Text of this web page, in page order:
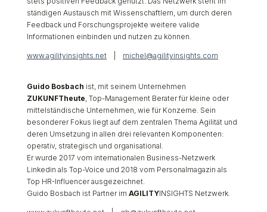
ständigen Austausch mit Wissenschaftlern, um durch deren
Feedback und Forschungsprojekte weitere valide
Informationen einbinden und nutzen zu können.
www.agilityinsights.net| michel@agilityinsights.com
Guido Bosbach ist, mit seinem Unternehmen
ZUKUNFTheute , Top-Management Berater für kleine oder
mittelständische Unternehmen, wie für Konzerne. Sein
besonderer Fokus liegt auf dem zentralen Thema Agilität und
deren Umsetzung in allen drei relevanten Komponenten:
operativ, strategisch und organisational.
Er wurde 2017 vom internationalen Business-Netzwerk
Linkedin als Top-Voice und 2018 vom Personalmagazin als
Top HR-Influencer ausgezeichnet.
Guido Bosbach ist Partner im AGILITYINSIGHTS Netzwerk.